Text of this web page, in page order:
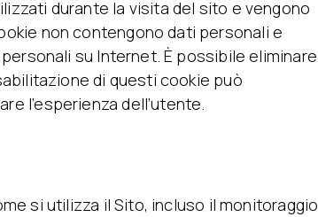
durante la visita del sito e vengono
non contengono dati personali e
su Internet. È possibile eliminare
di questi cookie può
l’esperienza dell’utente.
si utilizza il Sito, incluso il monitoraggio